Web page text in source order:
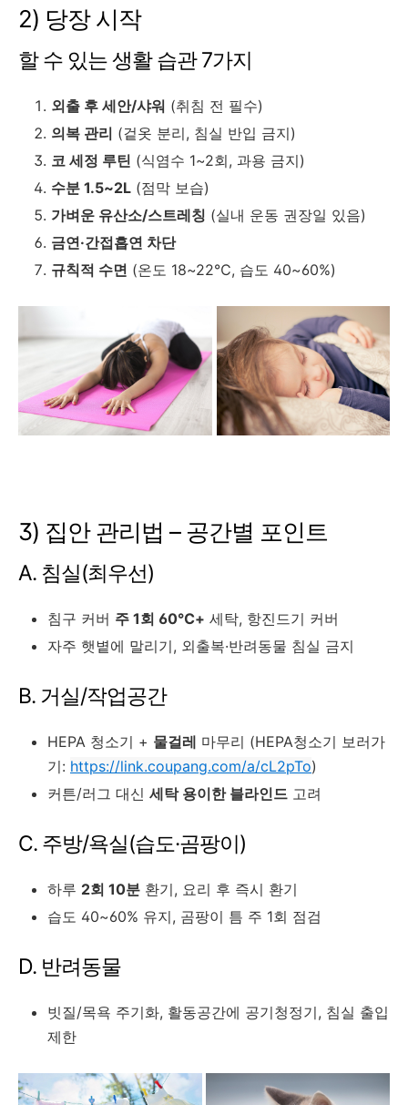
2) 당장 시작
할 수 있는 생활 습관 7가지
외출 후 세안/샤워 (취침 전 필수)
의복 관리 (겉옷 분리, 침실 반입 금지)
코 세정 루틴 (식염수 1~2회, 과용 금지)
수분 1.5~2L (점막 보습)
가벼운 유산소/스트레칭 (실내 운동 권장일 있음)
금연·간접흡연 차단
규칙적 수면 (온도 18~22℃, 습도 40~60%)
3) 집안 관리법 – 공간별 포인트
A. 침실(최우선)
침구 커버 주 1회 60℃+ 세탁, 항진드기 커버
자주 햇볕에 말리기, 외출복·반려동물 침실 금지
B. 거실/작업공간
HEPA 청소기 + 물걸레 마무리 (HEPA청소기 보러가
기: https://link.coupang.com/a/cL2pTo)
커튼/러그 대신 세탁 용이한 블라인드 고려
C. 주방/욕실(습도·곰팡이)
하루 2회 10분 환기, 요리 후 즉시 환기
습도 40~60% 유지, 곰팡이 틈 주 1회 점검
D. 반려동물
빗질/목욕 주기화, 활동공간에 공기청정기, 침실 출입
제한